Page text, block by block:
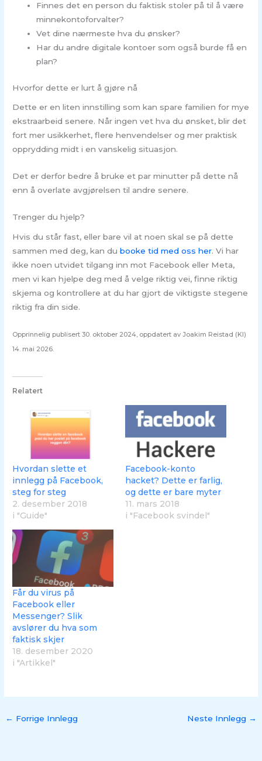
Finnes det en person du faktisk stoler på til å være
minnekontoforvalter?
Vet dine nærmeste hva du ønsker?
Har du andre digitale kontoer som også burde få en
plan?
Hvorfor dette er lurt å gjøre nå
Dette er en liten innstilling som kan spare familien for mye
ekstraarbeid senere. Når ingen vet hva du ønsket, blir det
fort mer usikkerhet, flere henvendelser og mer praktisk
opprydding midt i en vanskelig situasjon.
Det er derfor bedre å bruke et par minutter på dette nå
enn å overlate avgjørelsen til andre senere.
Trenger du hjelp?
Hvis du står fast, eller bare vil at noen skal se på dette
sammen med deg, kan dubooke tid med oss her. Vi har
ikke noen utvidet tilgang inn mot Facebook eller Meta,
men vi kan hjelpe deg med å velge riktig vei, finne riktig
skjema og kontrollere at du har gjort de viktigste stegene
riktig fra din side.
Opprinnelig publisert 30. oktober 2024, oppdatert av Joakim Reistad (KI)
14. mai 2026.
Relatert
Hvordan slette et
innlegg på Facebook,
steg for steg
2. desember 2018
i "Guide"
Facebook-konto
hacket? Dette er farlig,
og dette er bare myter
11. mars 2018
i "Facebook svindel"
Får du virus på
Facebook eller
Messenger? Slik
avslører du hva som
faktisk skjer
18. desember 2020
i "Artikkel"
← Forrige Innlegg Neste Innlegg →